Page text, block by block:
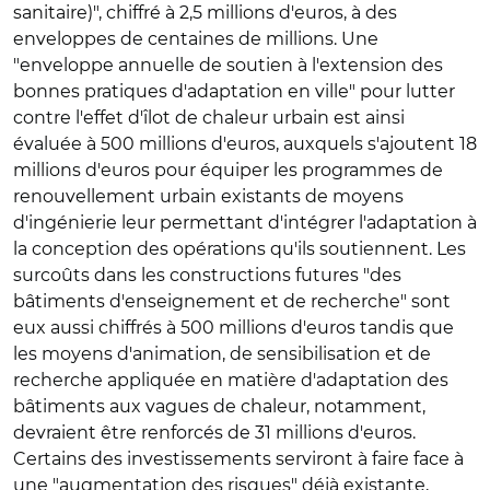
sanitaire)", chiffré à 2,5 millions d'euros, à des
enveloppes de centaines de millions. Une
"enveloppe annuelle de soutien à l'extension des
bonnes pratiques d'adaptation en ville" pour lutter
contre l'effet d'îlot de chaleur urbain est ainsi
évaluée à 500 millions d'euros, auxquels s'ajoutent 18
millions d'euros pour équiper les programmes de
renouvellement urbain existants de moyens
d'ingénierie leur permettant d'intégrer l'adaptation à
la conception des opérations qu'ils soutiennent. Les
surcoûts dans les constructions futures "des
bâtiments d'enseignement et de recherche" sont
eux aussi chiffrés à 500 millions d'euros tandis que
les moyens d'animation, de sensibilisation et de
recherche appliquée en matière d'adaptation des
bâtiments aux vagues de chaleur, notamment,
devraient être renforcés de 31 millions d'euros.
Certains des investissements serviront à faire face à
une "augmentation des risques" déjà existante,